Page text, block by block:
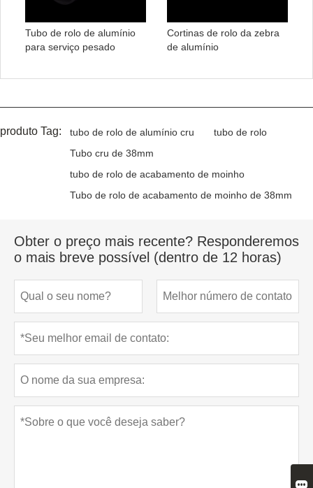
Tubo de rolo de alumínio
para serviço pesado
Cortinas de rolo da zebra
de alumínio
produto Tag: tubo de rolo de alumínio cru
tubo de rolo
Tubo cru de 38mm
tubo de rolo de acabamento de moinho
Tubo de rolo de acabamento de moinho de 38mm
Obter o preço mais recente? Responderemos
o mais breve possível (dentro de 12 horas)
